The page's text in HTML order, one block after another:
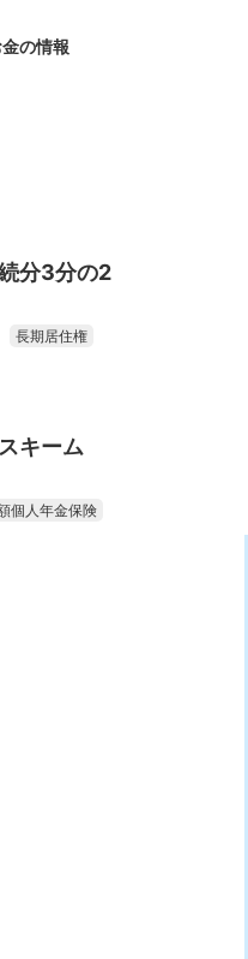
の情報
分3分の2
長期居住権
キーム
個人年金保険